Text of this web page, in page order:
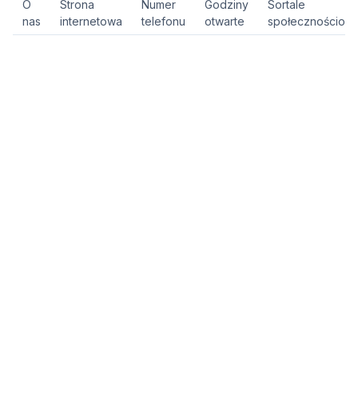
O
nas
Strona
internetowa
Numer
telefonu
Godziny
otwarte
Sortale